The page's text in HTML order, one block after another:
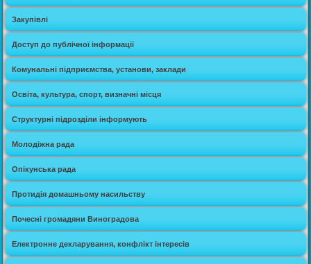
Закупівлі
Доступ до публічної інформації
Комунальні підприємства, установи, заклади
Освіта, культура, спорт, визначні місця
Структурні підрозділи інформують
Молодіжна рада
Опікунська рада
Протидія домашньому насильству
Почесні громадяни Виноградова
Електронне декларування, конфлікт інтересів